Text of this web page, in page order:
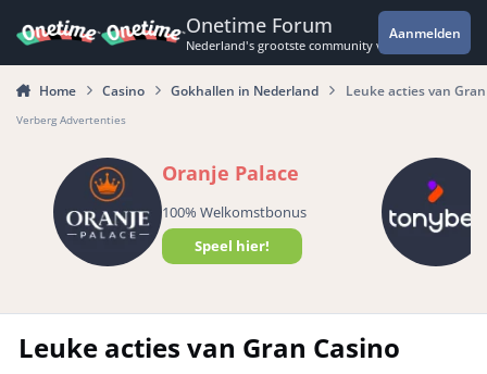
Onetime Forum
Nederland's grootste community voor de
Aanmelden
Home Casino Gokhallen in Nederland Leuke acties van
Verberg Advertenties
Oranje Palace
100% Welkomstbonus
Speel hier!
Leuke acties van Gran Casino